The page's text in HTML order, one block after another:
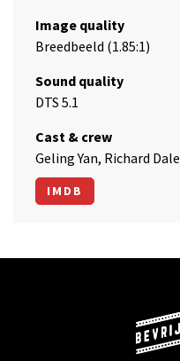
Image quality
Breedbeeld (1.85:1)
Sound quality
DTS 5.1
Cast & crew
Geling Yan, Richard Dale
IMDB